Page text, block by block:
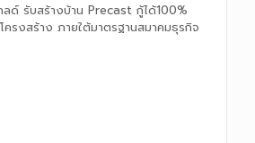
ลด์ รับสร้างบ้าน Precast กู้ได้100%
รงสร้าง ภายใต้มาตรฐานสมาคมธุรกิจ